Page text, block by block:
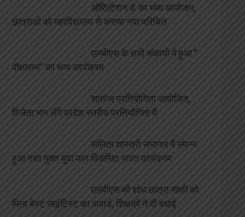
ओरिएंटेशन डे का भब्य आयोजन,
छात्राओं को महाविद्यालय से कराया गया परिचित
एलबीएस के सभी संकायों में हुआ ”
दीक्षारम्भ” का भव्य कार्यक्रम
शतरंज प्रतियोगिता आयोजित,
विजेता भाग लेंगे प्रदेश स्तरीय प्रतियोगिता में
ललिता शास्त्री सभागार में संपन्न
हुआ नशा मुक्त युवा फार विकसित भारत कार्यक्रम
एलबीएस की शोध छात्रा साक्षी को
मिला बेस्ट साइंटिस्ट का अवार्ड, शिक्षकों ने दी बधाई